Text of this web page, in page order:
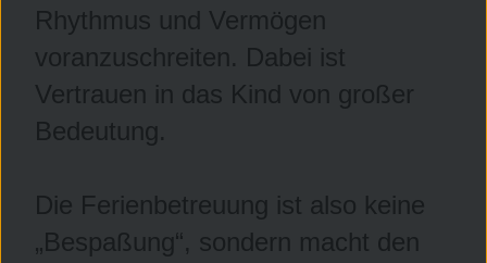
Rhythmus und Vermögen
voranzuschreiten. Dabei ist
Vertrauen in das Kind von großer
Bedeutung.
Die Ferienbetreuung ist also keine
„Bespaßung“, sondern macht den